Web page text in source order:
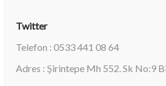
Twitter
Telefon : 0533 441 08 64
Adres : Şirintepe Mh 552. Sk No:9